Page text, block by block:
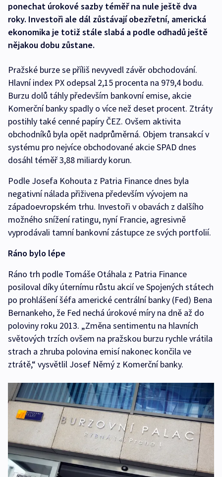
ponechat úrokové sazby téměř na nule ještě dva
roky. Investoři ale dál zůstávají obezřetní, americká
ekonomika je totiž stále slabá a podle odhadů ještě
nějakou dobu zůstane.
Pražské burze se příliš nevyvedl závěr obchodování.
Hlavní index PX odepsal 2,15 procenta na 979,4 bodu.
Burzu dolů táhly především bankovní emise, akcie
Komerční banky spadly o více než deset procent. Ztráty
postihly také cenné papíry ČEZ. Ovšem aktivita
obchodníků byla opět nadprůměrná. Objem transakcí v
systému pro nejvíce obchodované akcie SPAD dnes
dosáhl téměř 3,88 miliardy korun.
Podle Josefa Kohouta z Patria Finance dnes byla
negativní nálada přiživena především vývojem na
západoevropském trhu. Investoři v obavách z dalšího
možného snížení ratingu, nyní Francie, agresivně
vyprodávali tamní bankovní zástupce ze svých portfolií.
Ráno bylo lépe
Ráno trh podle Tomáše Otáhala z Patria Finance
posiloval díky úternímu růstu akcií ve Spojených státech
po prohlášení šéfa americké centrální banky (Fed) Bena
Bernankeho, že Fed nechá úrokové míry na dně až do
poloviny roku 2013. „Změna sentimentu na hlavních
světových trzích ovšem na pražskou burzu rychle vrátila
strach a zhruba polovina emisí nakonec končila ve
ztrátě,“ vysvětlil Josef Němý z Komerční banky.